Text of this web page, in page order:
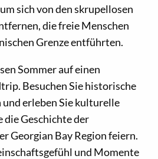
sich von den skrupellosen
die freie Menschen
Grenze entführten.
Sommer auf einen
Besuchen Sie historische
erleben Sie kulturelle
die Geschichte der
Georgian Bay Region feiern.
und Momente